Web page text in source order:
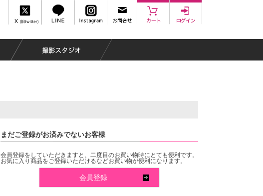
まだご登録がお済みでないお客様
会員登録をしていただきますと、二度目のお買い物時にとても便利です。
お気に入り商品をご登録いただけるなどお買い物が便利になります。
会員登録